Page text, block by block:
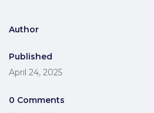
Author
Published
April 24, 2025
0 Comments